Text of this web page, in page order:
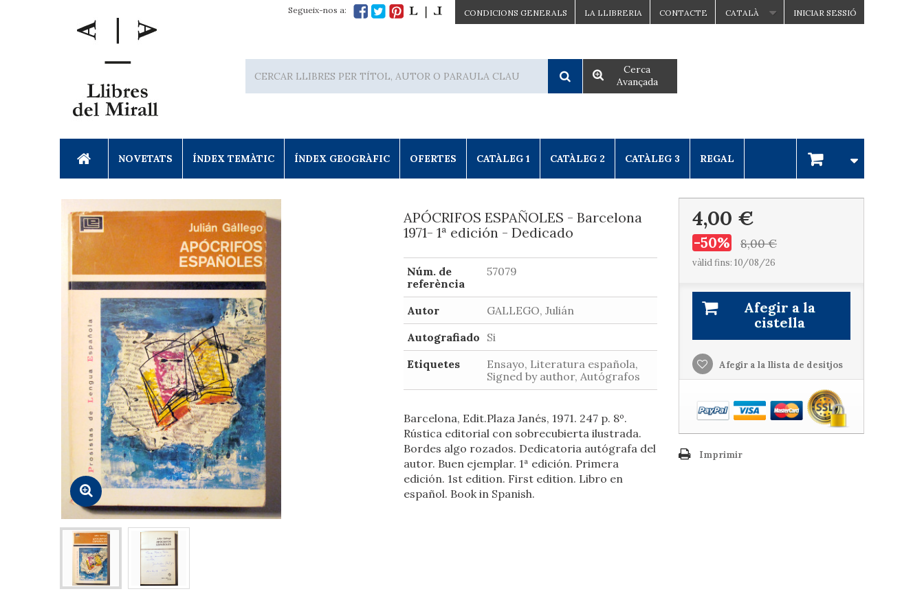
INICIAR SESSIÓ
CATALÀ
CONTACTE
LA LLIBRERIA
CONDICIONS GENERALS
Segueix-nos a:
Cerca
Avançada
NOVETATS ÍNDEX TEMÀTIC ÍNDEX GEOGRÀFIC OFERTES CATÀLEG 1 CATÀLEG 2 CATÀLEG 3 REGAL
APÓCRIFOS ESPAÑOLES - Barcelona
1971- 1ª edición - Dedicado
Núm. de
referència
57079
Autor
GALLEGO, Julián
Autografiado Si
Etiquetes
Ensayo, Literatura española,
Signed by author, Autógrafos
Barcelona, Edit.Plaza Janés, 1971. 247 p. 8º.
Rústica editorial con sobrecubierta ilustrada.
Bordes algo rozados. Dedicatoria autógrafa del
autor. Buen ejemplar. 1ª edición. Primera
edición. 1st edition. First edition. Libro en
español. Book in Spanish.
4,00 €
-50% 8,00 €
vàlid fins: 10/08/26
Afegir a la
cistella
Afegir a la llista de desitjos
Imprimir